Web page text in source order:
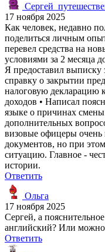
17 ноября 2025
Как человек, недавно
поделиться личным
перевел средства на
условиями за 2 месяца
Я предоставил выписку
справку о закрытии
налоговую декларацию
доходов • Написал
языке о причинах смены
дополнительных
визовые офицеры очень
документов, но при
ситуацию. Главное -
истории.
Ответить
Ольга
17 ноября 2025
Сергей, а
английский? Или можно
Ответить